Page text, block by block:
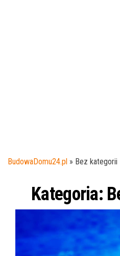
BudowaDomu24.pl » Bez kategorii
Kategoria: